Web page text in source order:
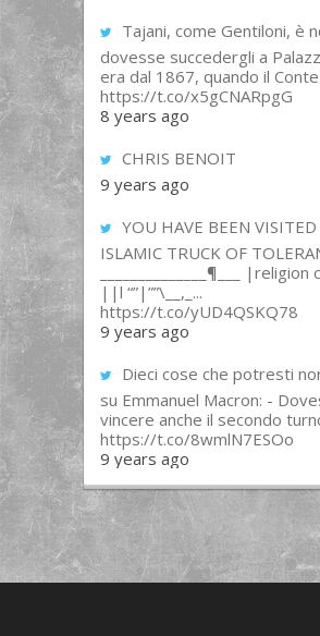
Tajani, come Gentiloni, è
dovesse succedergli a
era dal 1867, quando il Conte
https://t.co/x5gCNARpgG
8 years ago
CHRIS BENOIT
9 years ago
YOU HAVE BEEN
ISLAMIC TRUCK OF
______________¶___
||l “”|””\__,_...
https://t.co/yUD4QSKQ78
9 years ago
Dieci cose che potresti
su Emmanuel Macron: -
vincere anche il secondo
https://t.co/8wmlN7ESOo
9 years ago